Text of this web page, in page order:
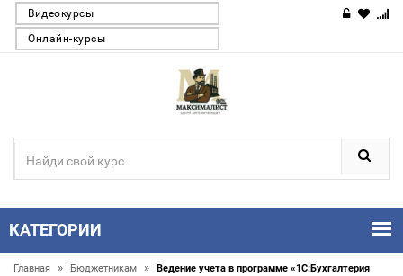
Видеокурсы
Онлайн-курсы
КАТЕГОРИИ
Главная » Бюджетникам »
Ведение учета в программе «1С:Бухгалтерия